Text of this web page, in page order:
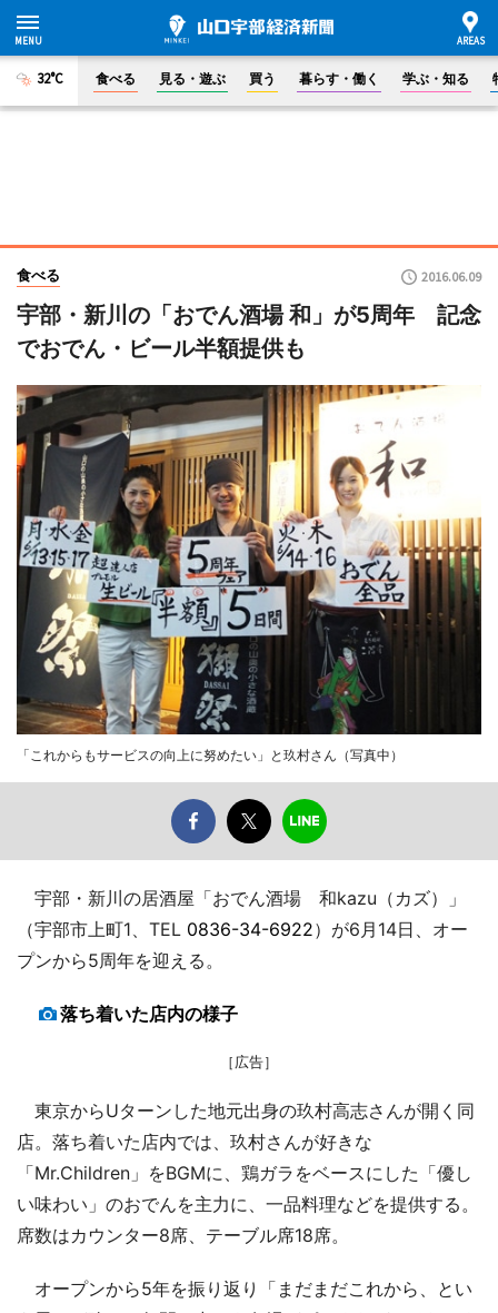
32°C 食べる 見る・遊ぶ 買う 暮らす・働く 学ぶ・知る
食べる 2016.06.09
宇部・新川の「おでん酒場 和」が5周年 記念
でおでん・ビール半額提供も
「これからもサービスの向上に努めたい」と玖村さん（写真中）
宇部・新川の居酒屋「おでん酒場 和kazu（カズ）」
（宇部市上町1、TEL 0836-34-6922）が6月14日、オー
プンから5周年を迎える。
落ち着いた店内の様子
［広告］
東京からUターンした地元出身の玖村高志さんが開く同
店。落ち着いた店内では、玖村さんが好きな
「Mr.Children」をBGMに、鶏ガラをベースにした「優し
い味わい」のおでんを主力に、一品料理などを提供する。
席数はカウンター8席、テーブル席18席。
オープンから5年を振り返り「まだまだこれから、とい